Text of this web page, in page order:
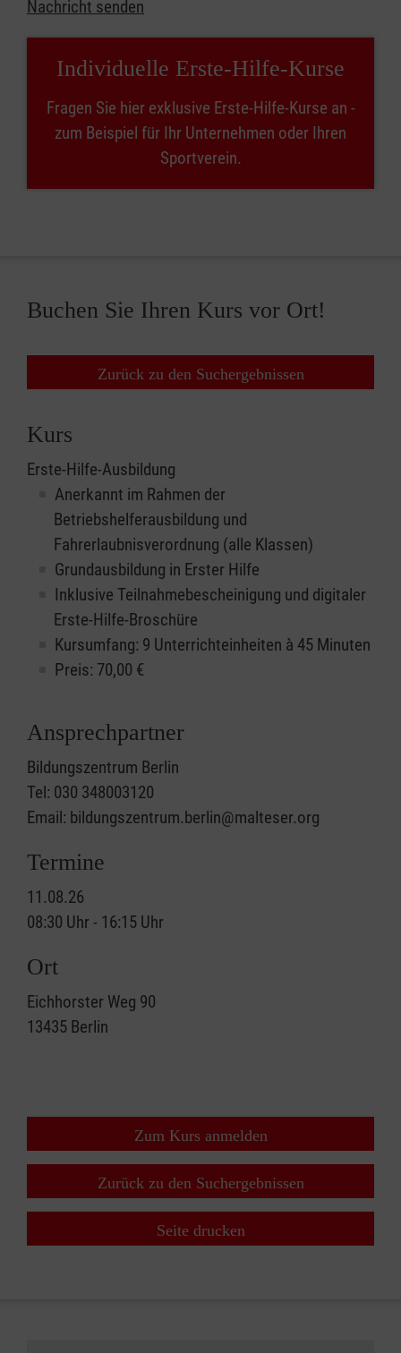
Nachricht senden
Individuelle Erste-Hilfe-Kurse
Fragen Sie hier exklusive Erste-Hilfe-Kurse an -
zum Beispiel für Ihr Unternehmen oder Ihren
Sportverein.
Buchen Sie Ihren Kurs vor Ort!
Zurück zu den Suchergebnissen
Kurs
Erste-Hilfe-Ausbildung
Anerkannt im Rahmen der
Betriebshelferausbildung und
Fahrerlaubnisverordnung (alle Klassen)
Grundausbildung in Erster Hilfe
Inklusive Teilnahmebescheinigung und digitaler
Erste-Hilfe-Broschüre
Kursumfang: 9 Unterrichteinheiten à 45 Minuten
Preis: 70,00 €
Ansprechpartner
Bildungszentrum Berlin
Tel: 030 348003120
Email: bildungszentrum.berlin@malteser.org
Termine
11.08.26
08:30 Uhr - 16:15 Uhr
Ort
Eichhorster Weg 90
13435 Berlin
Zum Kurs anmelden
Zurück zu den Suchergebnissen
Seite drucken